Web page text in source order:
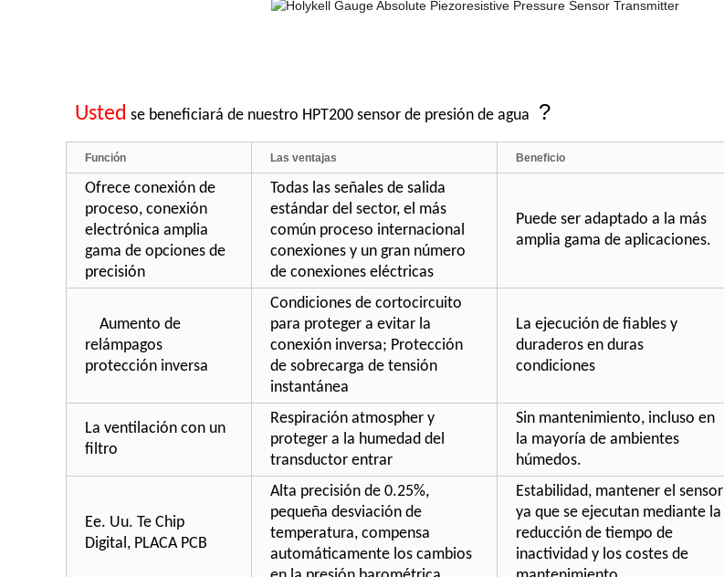
Usted se beneficiará de nuestro HPT200 sensor de presión de agua ?
Función Las ventajas Beneficio
Ofrece conexión de
proceso, conexión
electrónica amplia
gama de opciones de
precisión
Todas las señales de salida
estándar del sector, el más
común proceso internacional
conexiones y un gran número
de conexiones eléctricas
Puede ser adaptado a la más
amplia gama de aplicaciones.
Aumento de
relámpagos
protección inversa
Condiciones de cortocircuito
para proteger a evitar la
conexión inversa; Protección
de sobrecarga de tensión
instantánea
La ejecución de fiables y
duraderos en duras
condiciones
La ventilación con un
filtro
Respiración atmospher y
proteger a la humedad del
transductor entrar
Sin mantenimiento, incluso en
la mayoría de ambientes
húmedos.
Ee. Uu. Te Chip
Digital, PLACA PCB
Alta precisión de 0.25%,
pequeña desviación de
temperatura, compensa
automáticamente los cambios
Estabilidad, mantener el sensor
ya que se ejecutan mediante la
reducción de tiempo de
inactividad y los costes de